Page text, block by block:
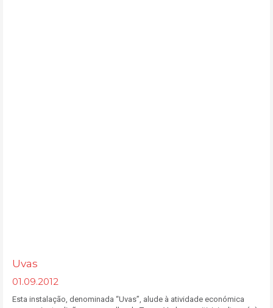
Uvas
01.09.2012
Esta instalação, denominada “Uvas”, alude à atividade económica